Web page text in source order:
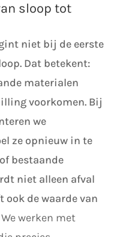
sloop tot
niet bij de eerste
Dat betekent:
materialen
voorkomen. Bij
we
ze opnieuw in te
bestaande
niet alleen afval
de waarde van
We werken met